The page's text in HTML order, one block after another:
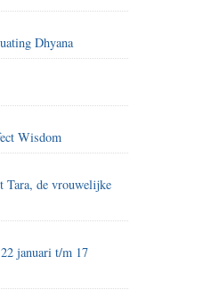
Dhyana
Wisdom
Tara, de vrouwelijke
januari t/m 17